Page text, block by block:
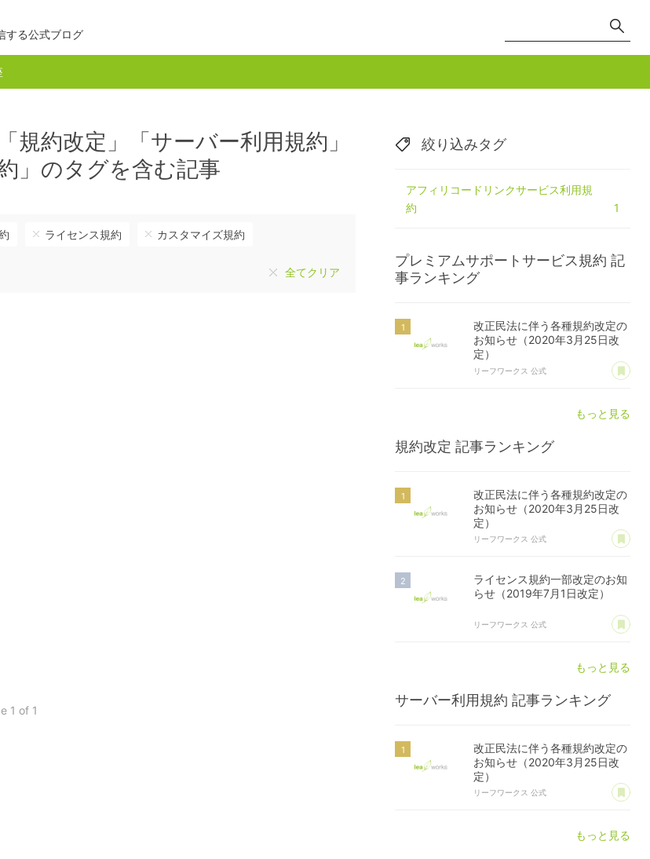
する公式ブログ
規約改定」「サーバー利用規約」
」のタグを含む記事
ライセンス規約 カスタマイズ規約
全てクリア
1 of 1
絞り込みタグ
アフィリコードリンクサービス利用規
約
1
プレミアムサポートサービス規約 記
事ランキング
改正民法に伴う各種規約改定の
お知らせ（2020年3月25日改
定）
リーフワークス 公式 あ
もっと見る
規約改定 記事ランキング
改正民法に伴う各種規約改定の
お知らせ（2020年3月25日改
定）
リーフワークス 公式 あ
ライセンス規約一部改定のお知
らせ（2019年7月1日改定）
リーフワークス 公式 あ
もっと見る
サーバー利用規約 記事ランキング
改正民法に伴う各種規約改定の
お知らせ（2020年3月25日改
定）
リーフワークス 公式 あ
もっと見る